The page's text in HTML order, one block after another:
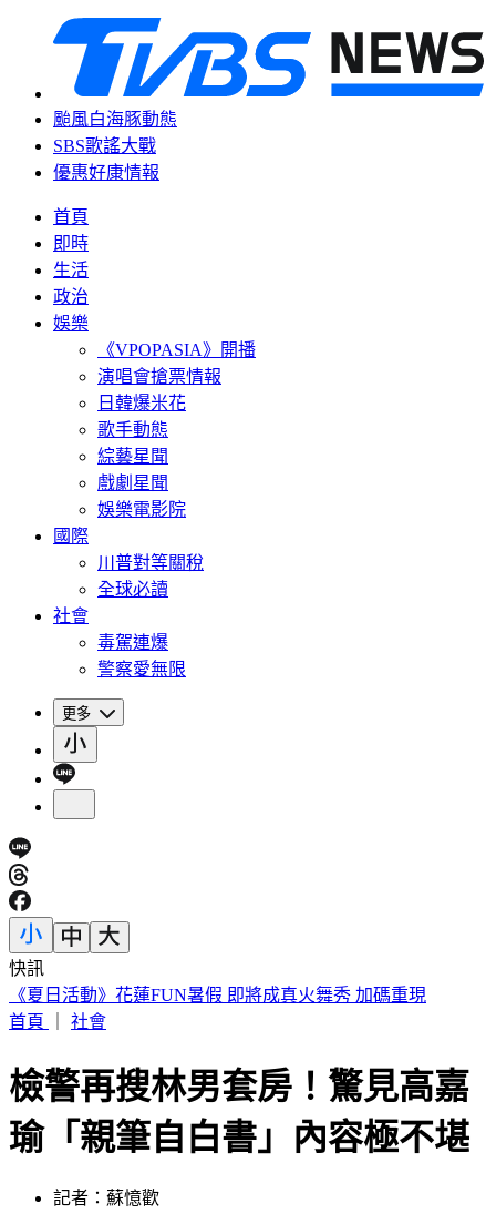
颱風白海豚動態
SBS歌謠大戰
優惠好康情報
首頁
即時
生活
政治
娛樂
《VPOPASIA》開播
演唱會搶票情報
日韓爆米花
歌手動態
綜藝星聞
戲劇星聞
娛樂電影院
國際
川普對等關稅
全球必讀
社會
毒駕連爆
警察愛無限
更多
快訊
快訊／宜蘭2層樓民宅起火「全面燃燒」 2童急逃
首頁
社會
檢警再搜林男套房！驚見高嘉
瑜「親筆自白書」內容極不堪
記者：蘇憶歡